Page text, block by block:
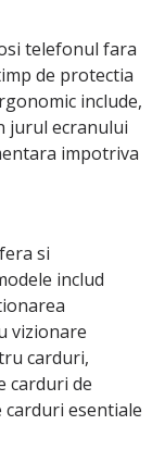
telefonul fara
de protectia
include,
jurul ecranului
impotriva
si
includ
vizionare
carduri,
carduri de
carduri esentiale